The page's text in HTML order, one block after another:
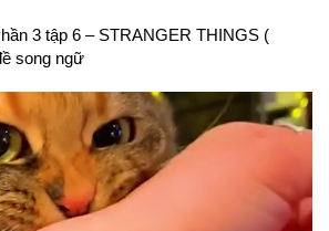
3 tập 6 – STRANGER THINGS (
song ngữ